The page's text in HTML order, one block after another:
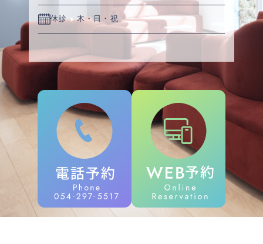
休診 木・日・祝